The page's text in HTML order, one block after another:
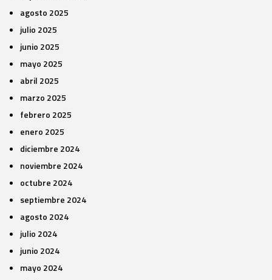
agosto 2025
julio 2025
junio 2025
mayo 2025
abril 2025
marzo 2025
febrero 2025
enero 2025
diciembre 2024
noviembre 2024
octubre 2024
septiembre 2024
agosto 2024
julio 2024
junio 2024
mayo 2024